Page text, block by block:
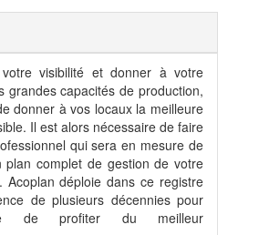
visibilité et donner à votre
grandes capacités de production,
donner à vos locaux la meilleure
Il est alors nécessaire de faire
qui sera en mesure de
plan complet de gestion de votre
Acoplan déploie dans ce registre
de plusieurs décennies pour
de profiter du meilleur